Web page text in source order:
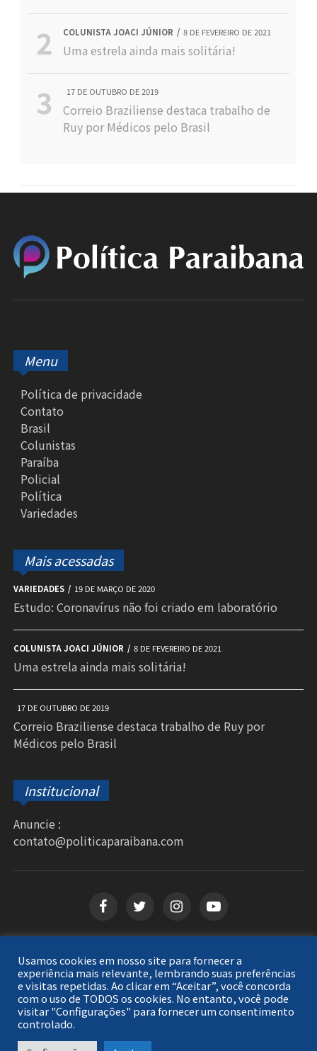
COLUNISTA JOACI JÚNIOR 8 DE FEVEREIRO DE 2021
Uma estrela ainda mais solitária!
17 DE OUTUBRO DE 2019
Correio Braziliense destaca trabalho de
Ruy por Médicos pelo Brasil
Menu
Política de privacidade
Contato
Brasil
Colunistas
Paraíba
Policial
Política
Variedades
Mais acessadas
VARIEDADES 19 DE MARÇO DE 2020
Estudo: Coronavírus não foi criado em laboratório
COLUNISTA JOACI JÚNIOR 8 DE FEVEREIRO DE 2021
Uma estrela ainda mais solitária!
17 DE OUTUBRO DE 2019
Correio Braziliense destaca trabalho de Ruy por
Médicos pelo Brasil
Institucional
Anuncie :
contato@politicaparaibana.com
Copyright © 2026Política Paraibana. Todos os
direitos reservados.
Usamos cookies em nosso site para fornecer a
experiência mais relevante, lembrando suas preferências
e visitas repetidas. Ao clicar em “Aceitar”, você concorda
com o uso de TODOS os cookies. No entanto, você pode
visitar "Configurações" para fornecer um consentimento
controlado.